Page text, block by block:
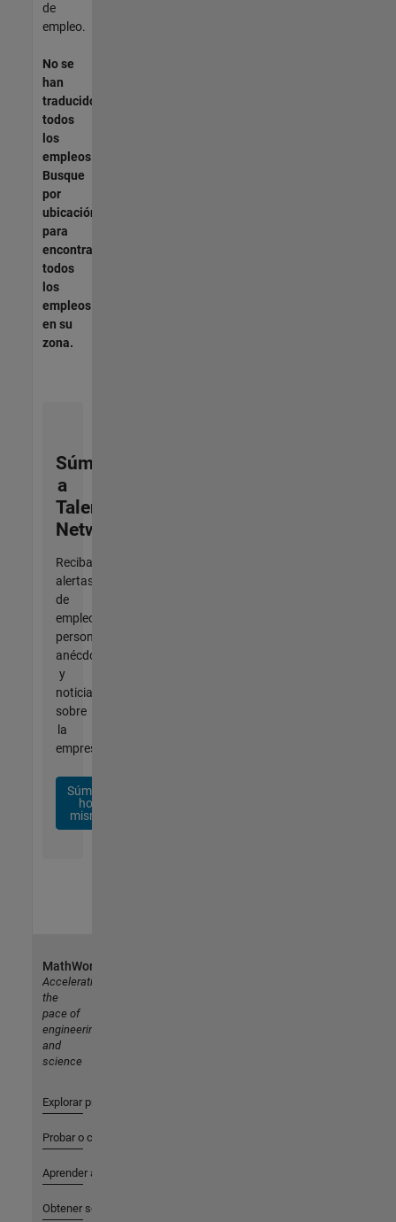
de
empleo.
No se
han
traducido
todos
los
empleos.
Busque
por
ubicación
para
encontrar
todos
los
empleos
en su
zona.
Súmese
a
Talent
Network
Reciba
alertas
de
empleo
personalizadas,
anécdotas
y
noticias
sobre
la
empresa.
Súmese
hoy
mismo
MathWorks
Accelerating
the
pace of
engineering
and
science
Explorar productos
Probar o comprar
Aprender a utilizar
Obtener soporte